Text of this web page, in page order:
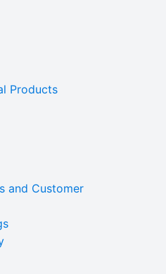
Products
and Customer